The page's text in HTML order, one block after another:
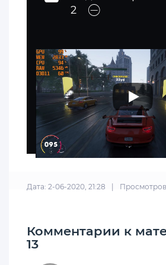
2
Дата: 2-06-2020, 21:28
Комментарии к
13